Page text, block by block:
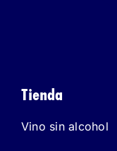
Tienda
Vino sin alcohol